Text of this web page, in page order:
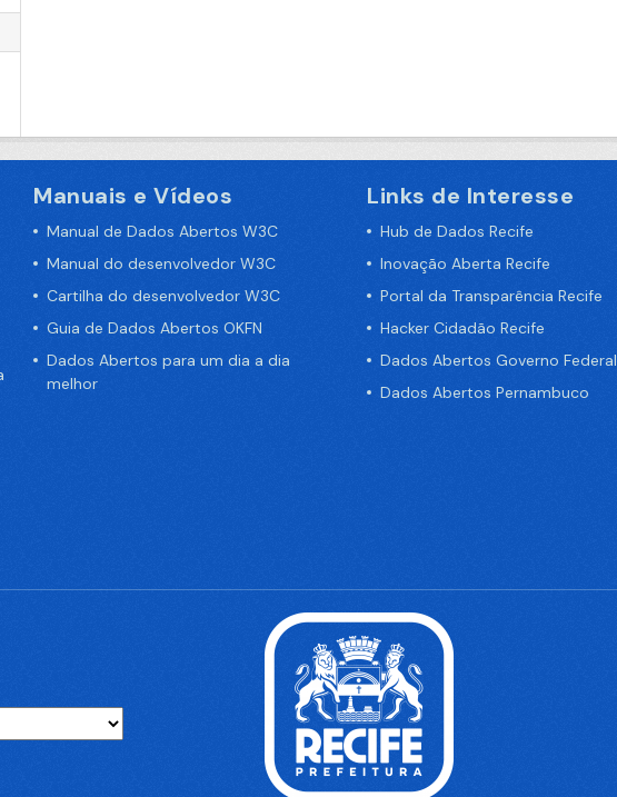
Manuais e Vídeos
Manual de Dados Abertos W3C
Manual do desenvolvedor W3C
Cartilha do desenvolvedor W3C
Guia de Dados Abertos OKFN
Dados Abertos para um dia a dia
melhor
Links de Interesse
Hub de Dados Recife
Inovação Aberta Recife
Portal da Transparência Recife
Hacker Cidadão Recife
Dados Abertos Governo Federal
Dados Abertos Pernambuco